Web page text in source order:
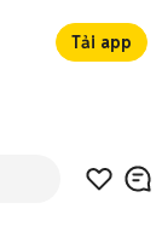
Tải app